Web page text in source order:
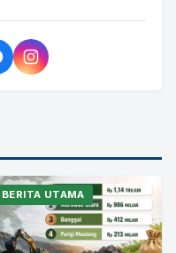
BERITA UTAMA